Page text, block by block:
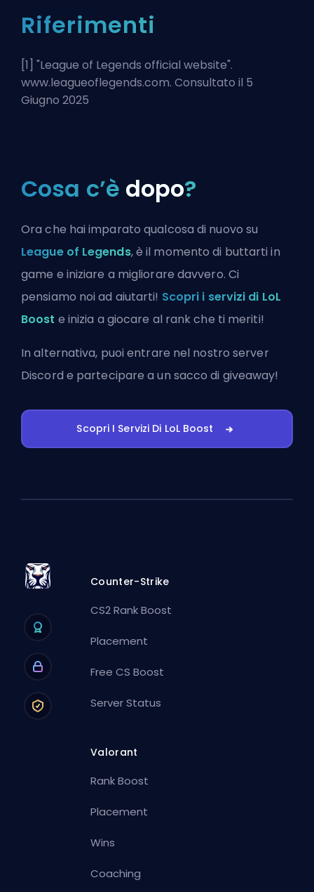
Riferimenti
[1] "League of Legends official website".
www.leagueoflegends.com. Consultato il 5
Giugno 2025
Cosa c’è dopo?
Ora che hai imparato qualcosa di nuovo su
League of Legends, è il momento di buttarti in
game e iniziare a migliorare davvero. Ci
pensiamo noi ad aiutarti! Scopri i servizi di LoL
Boost e inizia a giocare al rank che ti meriti!
In alternativa, puoientrare nel nostro server
Discord e partecipare a un sacco di giveaway!
Scopri I Servizi Di LoL Boost
Counter-Strike
CS2 Rank Boost
Placement
Free CS Boost
Server Status
Valorant
Rank Boost
Placement
Wins
Coaching